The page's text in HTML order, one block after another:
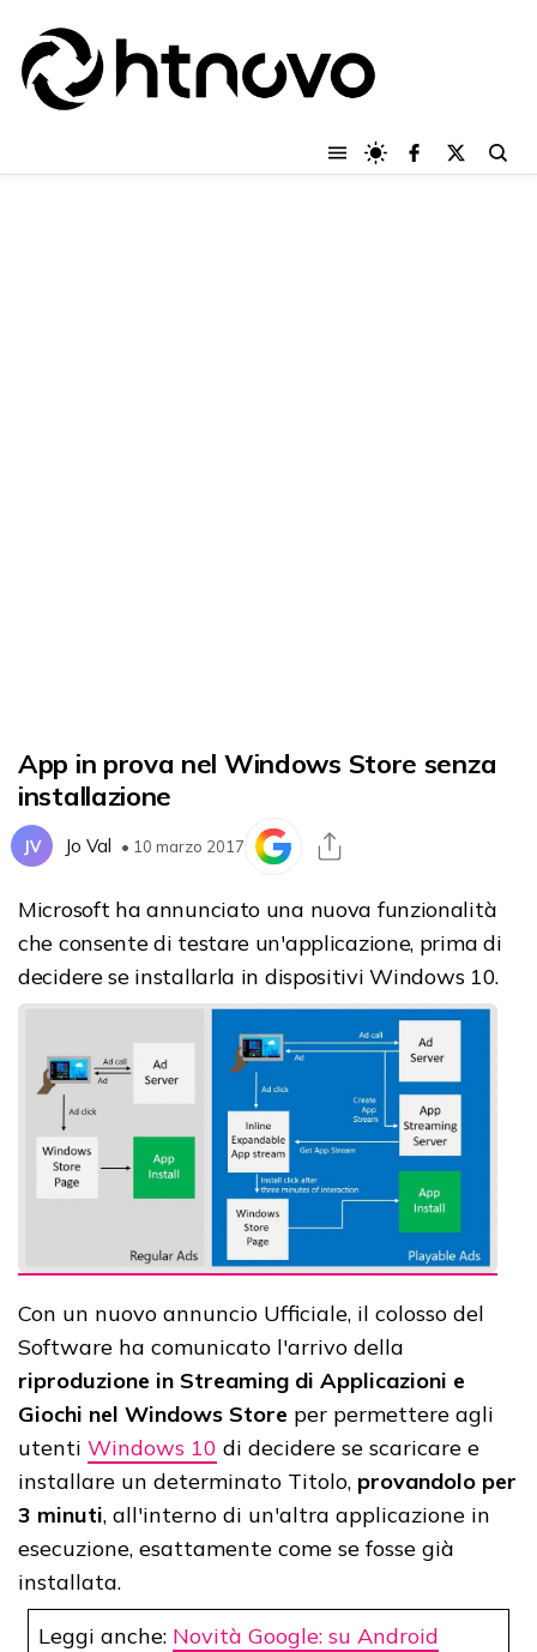
App in prova nel Windows Store senza
installazione
JV Jo Val • 10 marzo 2017
Microsoft ha annunciato una nuova funzionalità
che consente di testare un'applicazione, prima di
decidere se installarla in dispositivi Windows 10.
Con un nuovo annuncio Ufficiale, il colosso del
Software ha comunicato l'arrivo della
riproduzione in Streaming di Applicazioni e
Giochi nel Windows Store per permettere agli
utenti Windows 10 di decidere se scaricare e
installare un determinato Titolo, provandolo per
3 minuti, all'interno di un'altra applicazione in
esecuzione, esattamente come se fosse già
installata.
Leggi anche: Novità Google: su Android